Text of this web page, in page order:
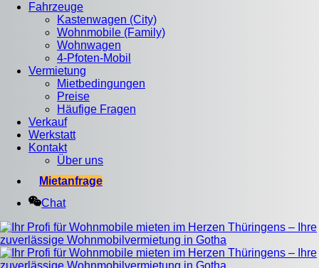
Fahrzeuge
Kastenwagen (City)
Wohnmobile (Family)
Wohnwagen
4-Pfoten-Mobil
Vermietung
Mietbedingungen
Preise
Häufige Fragen
Verkauf
Werkstatt
Kontakt
Über uns
Mietanfrage
Chat